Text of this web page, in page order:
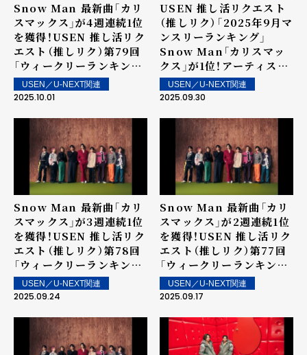
Snow Man 最新曲「カリ
スマックス」が4週連続1位
を獲得！USEN 推し活リク
エスト（推しリク）第79回
「ウィークリーランキン
グ」を発表！～ 上位ランク
イン楽曲は街中・店内で配
USEN／U-NEXT関連
2025.10.01
USEN 推し活リクエスト
（推しリク）「2025年9月マ
ンスリーランキング」
Snow Man「カリスマッ
クス」が1位！アーティスト
としては初のマンスリー1
位を獲得！
USEN／U-NEXT関連
2025.09.30
Snow Man 最新曲「カリ
スマックス」が3週連続1位
を獲得！USEN 推し活リク
エスト（推しリク）第78回
「ウィークリーランキン
グ」を発表！～ 上位ランク
イン楽曲は街中・店内で配
USEN／U-NEXT関連
2025.09.24
Snow Man 最新曲「カリ
スマックス」が2週連続1位
を獲得！USEN 推し活リク
エスト（推しリク）第77回
「ウィークリーランキン
グ」を発表！～ 上位ランク
イン楽曲は街中・店内で配
USEN／U-NEXT関連
2025.09.17